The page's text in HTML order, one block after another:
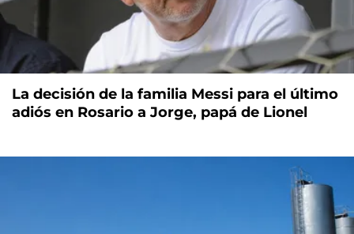
La decisión de la familia Messi para el último
adiós en Rosario a Jorge, papá de Lionel